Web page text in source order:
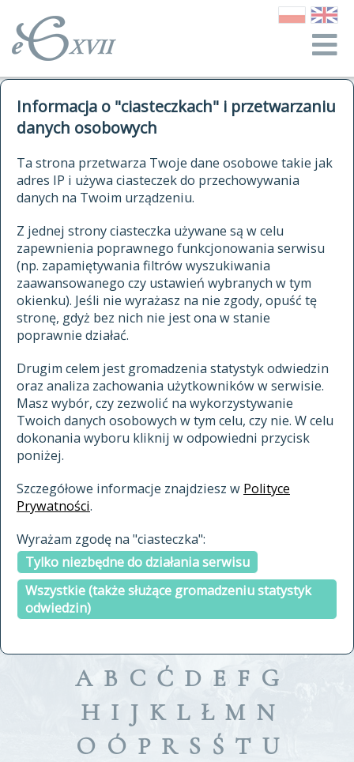
Informacja o "ciasteczkach" i przetwarzaniu
danych osobowych
Ta strona przetwarza Twoje dane osobowe takie jak
adres IP i używa ciasteczek do przechowywania
danych na Twoim urządzeniu.
Z jednej strony ciasteczka używane są w celu
zapewnienia poprawnego funkcjonowania serwisu
(np. zapamiętywania filtrów wyszukiwania
zaawansowanego czy ustawień wybranych w tym
okienku). Jeśli nie wyrażasz na nie zgody, opuść tę
stronę, gdyż bez nich nie jest ona w stanie
poprawnie działać.
Drugim celem jest gromadzenia statystyk odwiedzin
oraz analiza zachowania użytkowników w serwisie.
Masz wybór, czy zezwolić na wykorzystywanie
Twoich danych osobowych w tym celu, czy nie. W celu
dokonania wyboru kliknij w odpowiedni przycisk
poniżej.
Szczegółowe informacje znajdziesz w Polityce
Prywatności.
Wyrażam zgodę na "ciasteczka":
Tylko niezbędne do działania serwisu
Wszystkie (także służące gromadzeniu statystyk
odwiedzin)
autorzy Słownika
historia
publikacje
źródła
autorzy tekstów źródłowych
zasady opracowania
statystyki
najnowsze hasła
ostatnio zmodyfikowane hasła
materiały archiwalne
cytowanie
kontakt
kwerendy
jak cytować Słownik
ELEKTRONICZNY SŁOWNIK
JĘZYKA POLSKIEGO
XVII I XVIII WIEKU
znajdź hasła
zaczynające się od
indeksie
a fronte
a tergo
A B C Ć D E F G
H I J K L Ł M N
O Ó P R S Ś T U